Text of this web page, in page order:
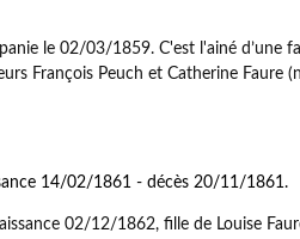
le 02/03/1859. C'est l'ainé d’une
François Peuch et Catherine Faure
14/02/1861 - décès 20/11/1861.
02/12/1862, fille de Louise